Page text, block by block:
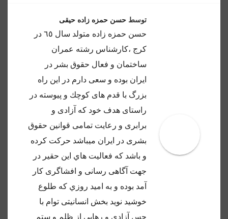
توسط حسن حمزه زاده حیقی
حسن حمزه زاده متولد سال ٦٥ در
كرج ،كارشناس رشته عمران
ساختمان و فعال حقوق بشر در
ايران بوده و سعى دارم در اين راه
بزرگ با قدم هاى كوچك و پيوسته در
راستاى هدف خود كه آزادى و
برابرى و رعايت تمامى قوانين حقوق
بشرى در ايران ميباشد حركت كرده
و باشد كه فعاليت هاي اين حقير در
جهت آگاهى رسانى و افشاگرى كار
آمد بوده و به اميد روزي كه طلوع
خوشيد نويد بخش انسانيتى توام با
حس آزادى و رهايى از ظلم و ستم